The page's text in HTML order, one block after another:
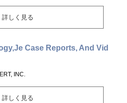
詳しく見る
Case Reports, And Vid
INC.
詳しく見る